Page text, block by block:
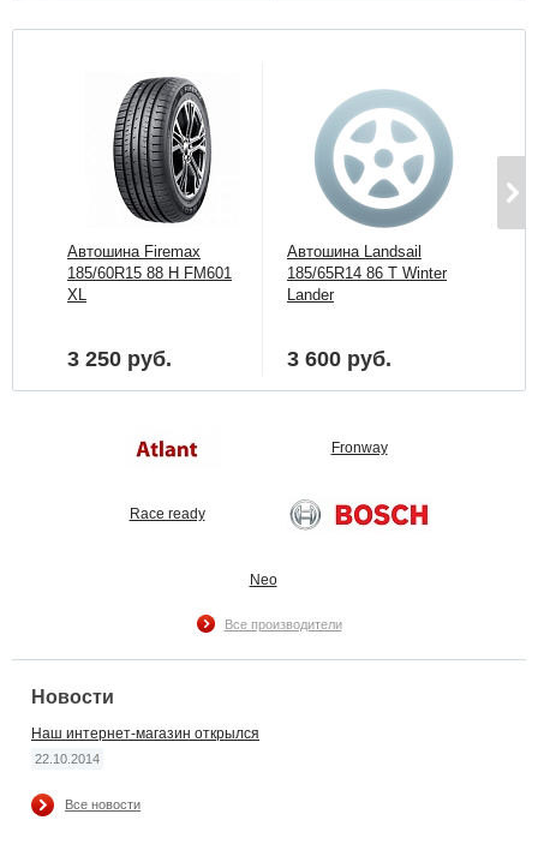
Автошина Firemax
185/60R15 88 H FM601
XL
3 250 руб.
Автошина Landsail
185/65R14 86 T Winter
Lander
3 600 руб.
Fronway
Race ready
Neo
Все производители
Новости
Наш интернет-магазин открылся
22.10.2014
Все новости